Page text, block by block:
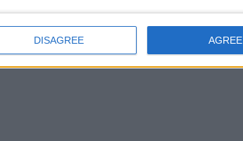
DISAGREE AGREE